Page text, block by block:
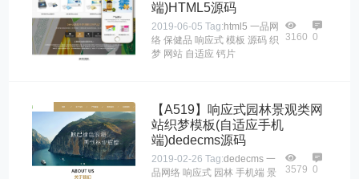
端)HTML5源码
2019-06-05 Tag: html5 一品网
络 保健品 响应式 模板 源码 织
梦 网站 自适应 钙片
3160 0
【A519】响应式园林景观类网
站织梦模板(自适应手机
端)dedecms源码
2019-02-26 Tag:dedecms 一
品网络 响应式 园林 手机端 景
3579 0